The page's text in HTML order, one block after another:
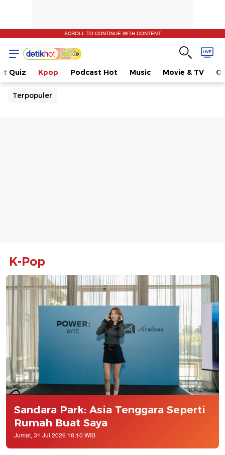
SCROLL TO CONTINUE WITH CONTENT
Quiz Kpop Podcast Hot Music Movie & TV
Terpopuler
K-Pop
Sandara Park: Asia Tenggara Seperti
Rumah Buat Saya
Jumat, 31 Jul 2026 18:10 WIB